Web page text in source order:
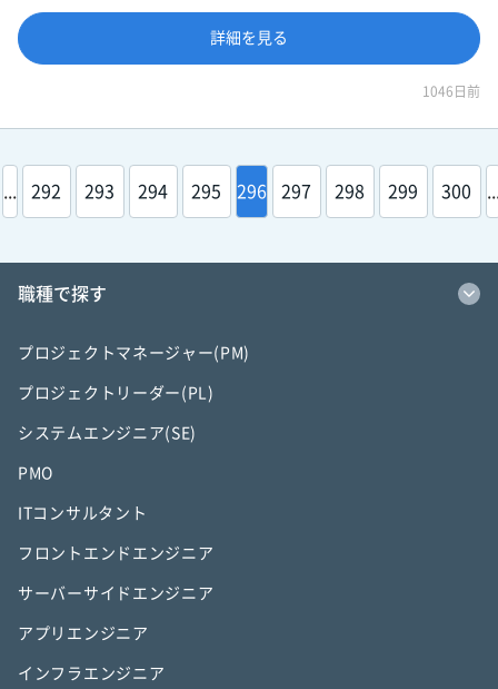
詳細を見る
1046日前
292 293 294 295 296 297 298 299 300
職種で探す
プロジェクトマネージャー(PM)
プロジェクトリーダー(PL)
システムエンジニア(SE)
PMO
ITコンサルタント
フロントエンドエンジニア
サーバーサイドエンジニア
アプリエンジニア
インフラエンジニア